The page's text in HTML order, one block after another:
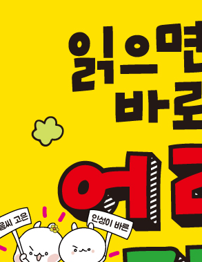
을 다스림에 있어
친 군신유의 / 부부유별 장유유서 / 붕우유
단 구용필지 / 시필사명 청필사총 / 색필사
시 비례물청 / 비례물언 비례물동 / 행필정
지 연락중응 / 음식신절 언어공손 / 덕업상
가 치국지본 / 독서근검 기가지본 / 적선지
문 분사필난 / 언사필충 사사필경